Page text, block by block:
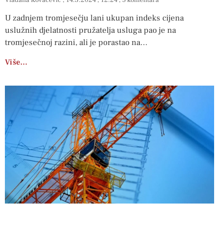
U zadnjem tromjesečju lani ukupan indeks cijena
uslužnih djelatnosti pružatelja usluga pao je na
tromjesečnoj razini, ali je porastao na
Više…